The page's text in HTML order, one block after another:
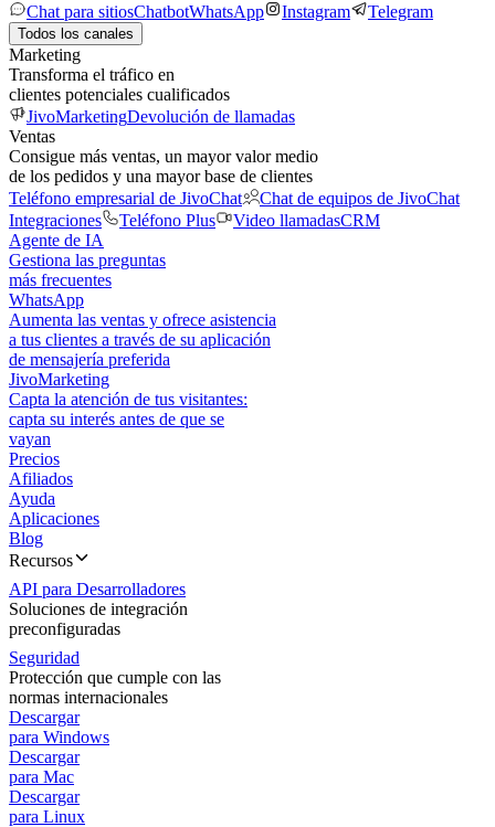
Chat para sitiosChatbotWhatsApp Instagram Telegram
Todos los canales
Marketing
Transforma el tráfico en
clientes potenciales cualificados
JivoMarketingDevolución de llamadas
Ventas
Consigue más ventas, un mayor valor medio
de los pedidos y una mayor base de clientes
Teléfono empresarial de JivoChat
Chat de equipos de JivoChat
Integraciones
Teléfono Plus Video llamadasCRM
Agente de IA
Gestiona las preguntas
más frecuentes
WhatsApp
Aumenta las ventas y ofrece asistencia
a tus clientes a través de su aplicación
de mensajería preferida
JivoMarketing
Capta la atención de tus visitantes:
capta su interés antes de que se
vayan
Precios
Afiliados
Ayuda
Aplicaciones
Blog
Recursos
API para Desarrolladores
Soluciones de integración
preconfiguradas
Seguridad
Protección que cumple con las
normas internacionales
Descargar
para Windows
Descargar
para Mac
Descargar
para Linux